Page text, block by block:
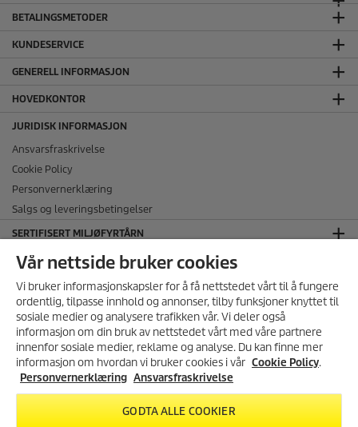
MELD DEG PÅ VÅRT
NYHETSBREV!
Få 10% rabatt på ditt neste kjøp i
på vårt nyhetsbrev.
BETALINGSMETODER
KUNDESERVICE
GENERELL INFORMASJON
HOVEDKONTOR
JURIDISK INFORMASJON
Ansvarsfraskrivelse
Cookie Policy
Personvernerklæring
Salgs og leveringsbetingelser
SERTIFISERT MILJØFYRTÅRN
FØLG OSS I SOSIALE MEDIER
inkl. mva., ekskl.frakt
på ordre over 1499,-
Vår nettside bruker cookies
Vi bruker informasjonskapsler for å få nettstedet vårt til å fungere
ordentlig, tilpasse innhold og annonser, tilby funksjoner knyttet til
sosiale medier og analysere trafikken vår. Vi deler også
informasjon om din bruk av nettstedet vårt med våre partnere
innenfor sosiale medier, reklame og analyse. Du kan finne mer
informasjon om hvordan vi bruker cookies i vår Cookie Policy.
Personvernerklæring Ansvarsfraskrivelse
GODTA ALLE COOKIER